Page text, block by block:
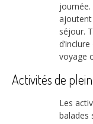
séjour.
voyage
Activités de
Les
balades